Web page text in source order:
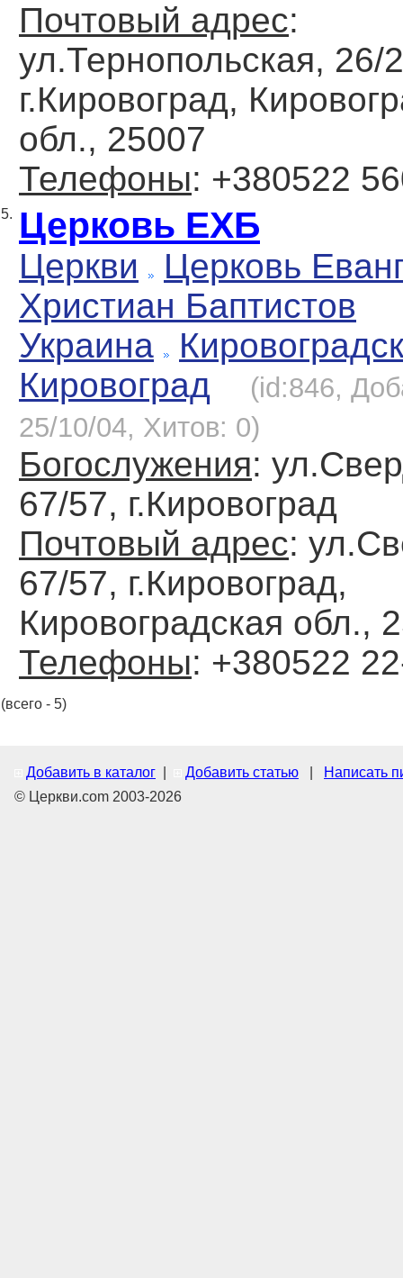
Почтовый адрес:
ул.Тернопольская, 26/
г.Кировоград,
обл., 25007
Телефоны: +380522
5. Церковь ЕХБ
Церкви
Церковь
Христиан Баптистов
Украина
Кировоград
(id:846,
25/10/04, Хитов: 0)
Богослужения:
67/57, г.Кировоград
Почтовый адрес:
67/57, г.Кировоград,
Кировоградская обл.,
Телефоны: +380522
(всего - 5)
Добавить в каталог Добавить статью
Написать
© Церкви.com 2003-2026